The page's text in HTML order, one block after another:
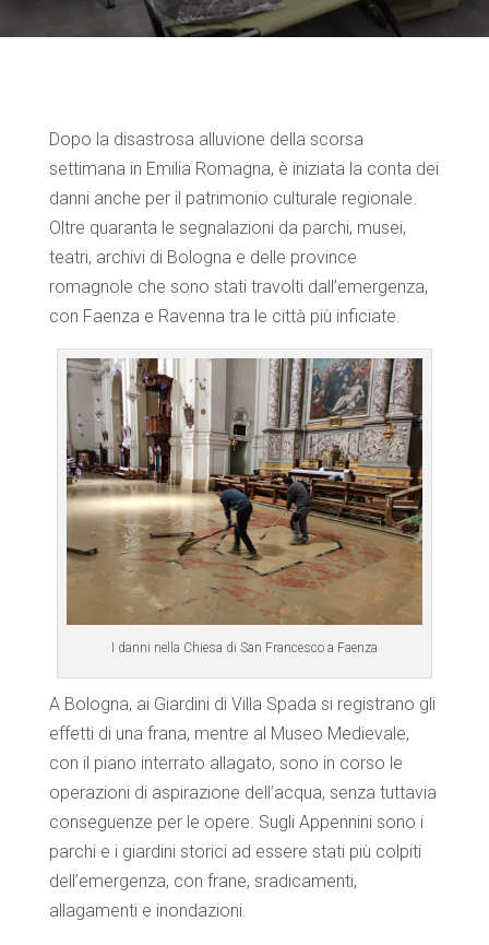
Dopo la disastrosa alluvione della scorsa
settimana in Emilia Romagna, è iniziata la conta dei
danni anche per il patrimonio culturale regionale.
Oltre quaranta le segnalazioni da parchi, musei,
teatri, archivi di Bologna e delle province
romagnole che sono stati travolti dall’emergenza,
con Faenza e Ravenna tra le città più inficiate.
I danni nella Chiesa di San Francesco a Faenza
A Bologna, ai Giardini di Villa Spada si registrano gli
effetti di una frana, mentre al Museo Medievale,
con il piano interrato allagato, sono in corso le
operazioni di aspirazione dell’acqua, senza tuttavia
conseguenze per le opere. Sugli Appennini sono i
parchi e i giardini storici ad essere stati più colpiti
dell’emergenza, con frane, sradicamenti,
allagamenti e inondazioni.